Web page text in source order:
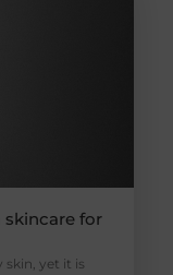
for
yet it is